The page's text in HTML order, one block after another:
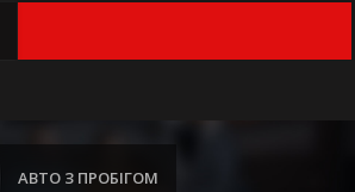
АВТО З ПРОБІГОМ